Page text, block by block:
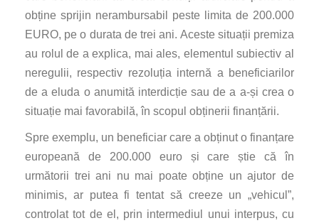
obține sprijin nerambursabil peste limita de 200.000
EURO, pe o durata de trei ani. Aceste situații premiza
au rolul de a explica, mai ales, elementul subiectiv al
neregulii, respectiv rezoluția internă a beneficiarilor
de a eluda o anumită interdicție sau de a a-și crea o
situație mai favorabilă, în scopul obținerii finanțării.
Spre exemplu, un beneficiar care a obținut o finanțare
europeană de 200.000 euro și care știe că în
următorii trei ani nu mai poate obține un ajutor de
minimis, ar putea fi tentat să creeze un „vehicul”,
controlat tot de el, prin intermediul unui interpus, cu